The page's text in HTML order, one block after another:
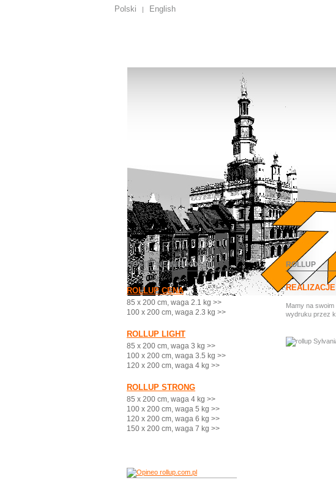
Polski | English
DOSTĘPNE WIELKOŚCI
ROLLUP CENA
85 x 200 cm, waga 2.1 kg >>
100 x 200 cm, waga 2.3 kg >>
ROLLUP LIGHT
85 x 200 cm, waga 3 kg >>
100 x 200 cm, waga 3.5 kg >>
120 x 200 cm, waga 4 kg >>
ROLLUP STRONG
85 x 200 cm, waga 4 kg >>
100 x 200 cm, waga 5 kg >>
120 x 200 cm, waga 6 kg >>
150 x 200 cm, waga 7 kg >>
ROLLUP
Mamy na
wydruku przez